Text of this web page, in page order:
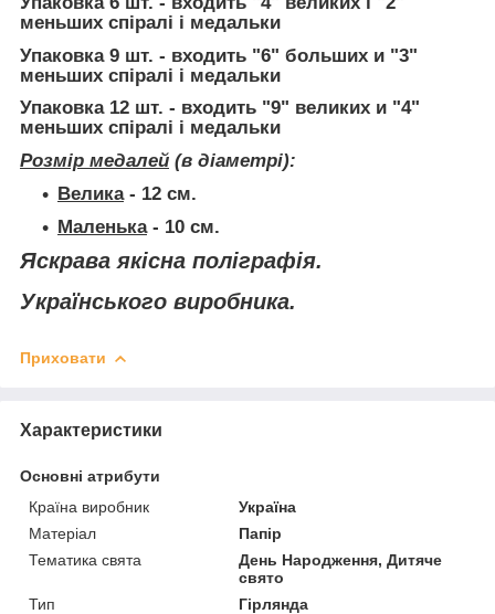
меньших спіралі і медальки
Упаковка 9 шт. - входить "6" больших и "3"
меньших спіралі і медальки
Упаковка 12 шт. - входить "9" великих и "4"
меньших спіралі і медальки
Розмір медалей (в діаметрі):
Велика- 12 см.
Маленька- 10 см.
Яскрава якісна поліграфія.
Українського виробника.
Приховати
Характеристики
Основні атрибути
Країна виробник
Україна
Матеріал
Папір
Тематика свята
День Народження, Дитяче
свято
Тип
Гірлянда